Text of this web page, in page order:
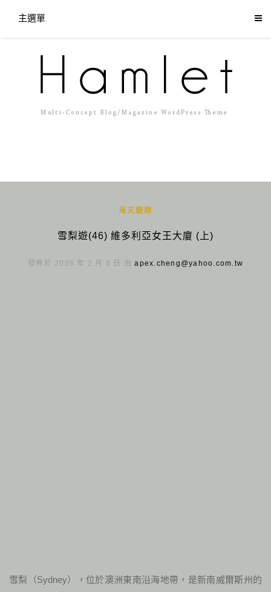
主選單
海天遊踪
雪梨遊(46) 維多利亞女王大廈 (上)
發佈於 2026 年 2 月 6 日 由apex.cheng@yahoo.com.tw
雪梨（Sydney），位於澳洲東南沿海地帶，是新南威爾斯州的